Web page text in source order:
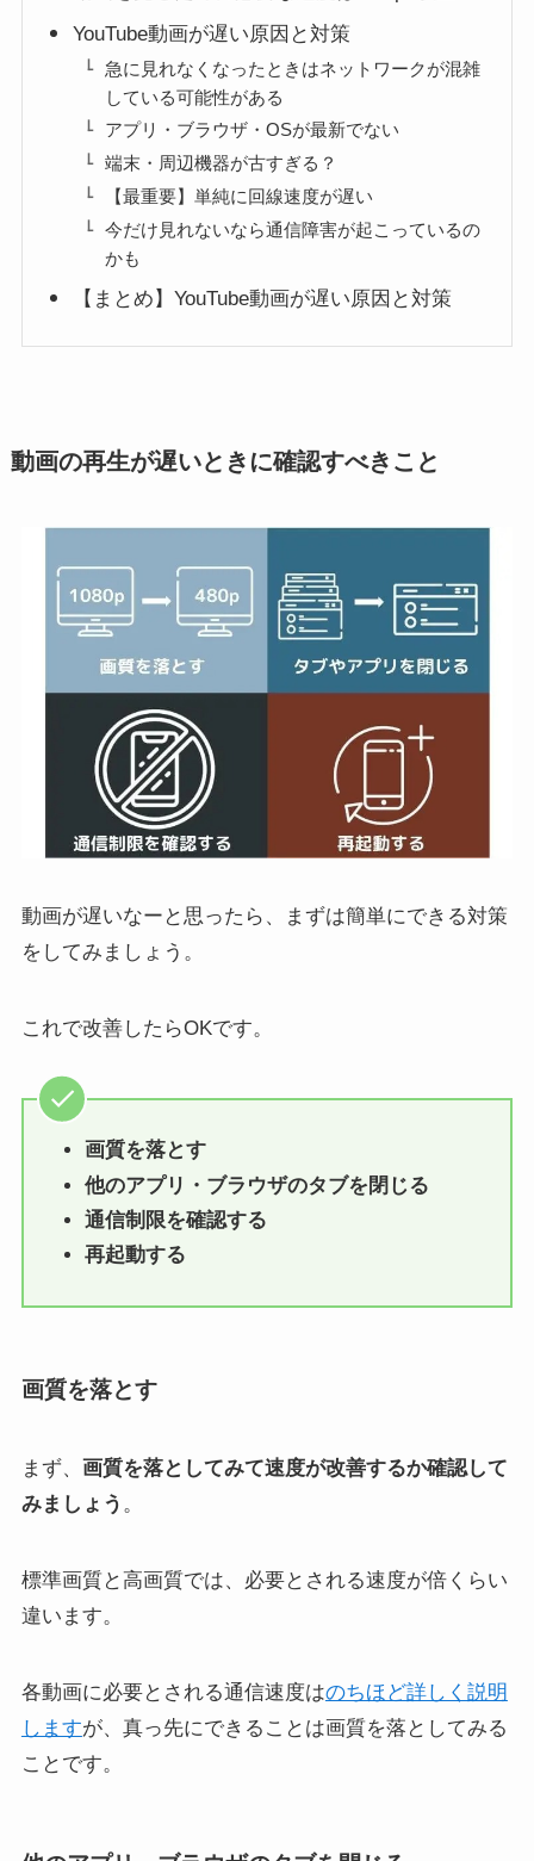
YouTube動画が遅い原因と対策
急に見れなくなったときはネットワークが混雑
している可能性がある
アプリ・ブラウザ・OSが最新でない
端末・周辺機器が古すぎる？
【最重要】単純に回線速度が遅い
今だけ見れないなら通信障害が起こっているの
かも
【まとめ】YouTube動画が遅い原因と対策
動画の再生が遅いときに確認すべきこと
動画が遅いなーと思ったら、まずは簡単にできる対策
をしてみましょう。
これで改善したらOKです。
画質を落とす
他のアプリ・ブラウザのタブを閉じる
通信制限を確認する
再起動する
画質を落とす
まず、 画質を落としてみて速度が改善するか確認して
みましょう 。
標準画質と高画質では、必要とされる速度が倍くらい
違います。
各動画に必要とされる通信速度はのちほど詳しく説明
しますが、真っ先にできることは画質を落としてみる
ことです。